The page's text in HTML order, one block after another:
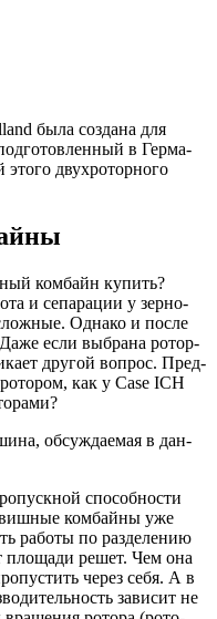
была созда­на для
в Гер­ма­
двух­ро­тор­но­го
ком­байн купить?
и сепа­ра­ции у зер­но­
Одна­ко и после
Даже если выбра­на ротор­
дру­гой вопрос. Пред­
как у Case ICH
обсуж­да­е­мая в дан­
спо­соб­но­сти
ком­бай­ны уже
рабо­ты по раз­де­ле­нию
пло­ща­ди решет. Чем она
через себя. А в
зави­сит не